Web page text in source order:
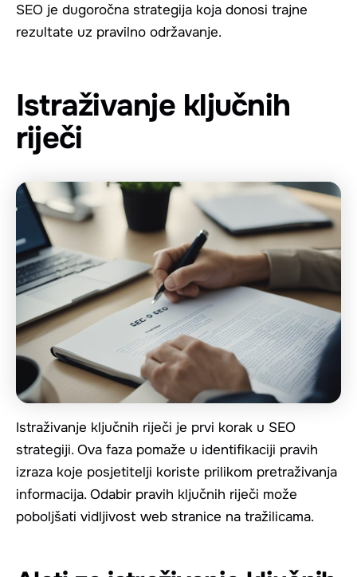
SEO je dugoročna strategija koja donosi trajne
rezultate uz pravilno održavanje.
Istraživanje ključnih
riječi
Istraživanje ključnih riječi je prvi korak u SEO
strategiji. Ova faza pomaže u identifikaciji pravih
izraza koje posjetitelji koriste prilikom pretraživanja
informacija. Odabir pravih ključnih riječi može
poboljšati vidljivost web stranice na tražilicama.